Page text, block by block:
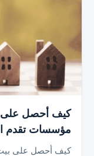
مؤسسات تقدم
كيف أحصل على بيت